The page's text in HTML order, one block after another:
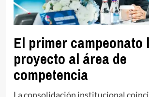
El primer campeonato
proyecto al área de
competencia
La consolidación institucional